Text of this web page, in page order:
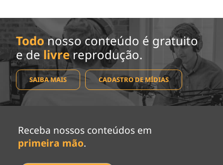
Todo nosso conteúdo é gratuito
e de livrereprodução.
SAIBA MAIS CADASTRO DE MÍDIAS
Receba nossos conteúdos em
primeira mão.